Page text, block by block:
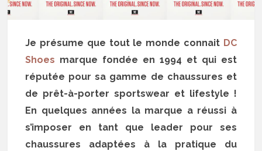
Je présume que tout le monde connait DC
Shoes marque fondée en 1994 et qui est
réputée pour sa gamme de chaussures et
de prêt-à-porter sportswear et lifestyle !
En quelques années la marque a réussi à
s’imposer en tant que leader pour ses
chaussures adaptées à la pratique du